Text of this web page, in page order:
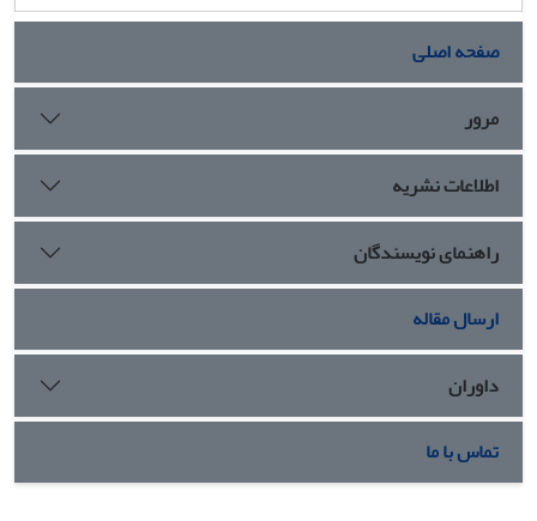
صفحه اصلی
مرور
اطلاعات نشریه
راهنمای نویسندگان
ارسال مقاله
داوران
تماس با ما